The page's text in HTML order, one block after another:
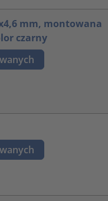
mm, montowana
czarny